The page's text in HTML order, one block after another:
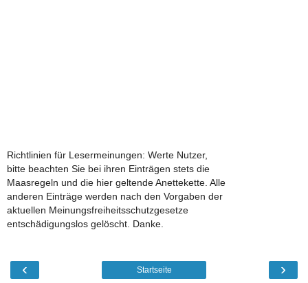
Richtlinien für Lesermeinungen: Werte Nutzer,
bitte beachten Sie bei ihren Einträgen stets die
Maasregeln und die hier geltende Anettekette. Alle
anderen Einträge werden nach den Vorgaben der
aktuellen Meinungsfreiheitsschutzgesetze
entschädigungslos gelöscht. Danke.
‹ ›
Startseite